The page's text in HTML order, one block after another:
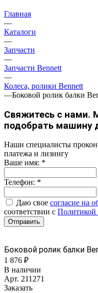
Главная
—
Каталоги
—
Запчасти
—
Запчасти Bennett
—
Колеса, ролики Bennett
—Боковой ролик балки
Свяжитесь с
подобрать машину
Наши специалисты
платежа и лизингу
Ваше имя: *
Телефон: *
Даю свое согласие на
соответствии с Политикой
Отправить
Боковой ролик балки
1 876 ₽
В наличии
Арт. 211271
Заказать